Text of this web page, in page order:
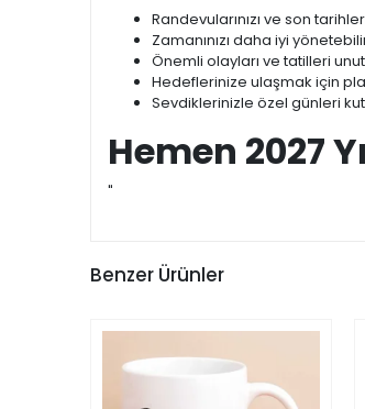
Randevularınızı ve son
Zamanınızı daha iyi
Önemli olayları ve tatilleri
Hedeflerinize ulaşmak için
Sevdiklerinizle özel günleri
Hemen 2027
"
Benzer Ürünler